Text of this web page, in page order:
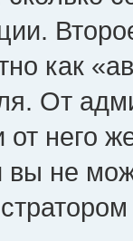
как
От
него
не